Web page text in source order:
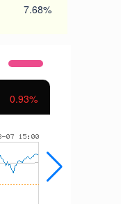
7.68%
1.01%